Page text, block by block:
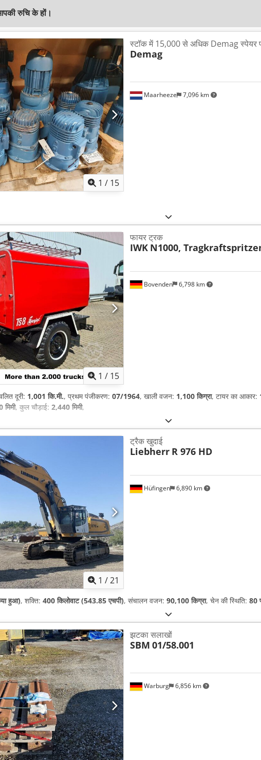
रुचि के हों।
1 / 15
Maarheeze 7,096 km
स्टॉक में 15,000 से अधिक Demag स्पेयर
Demag
1 / 15
Bovenden 6,798 km
फायर ट्रक
IWK N1000,
दूरी: 1,001 कि.मी., प्रथम पंजीकरण: 07/1964, खाली वजन: 1,100 किग्रा, टायर का आकार:
मिमी, कुल चौड़ाई: 2,440 मिमी,
1 /21
Hüfingen 6,890 km
ट्रैक खुदाई
Liebherr R 976 HD
हुआ), शक्ति: 400 किलोवाट (543.85 एचपी), संचालन वजन: 90,100 किग्रा, चेन की स्थिति: 80
Warburg 6,856 km
झटका सलाखों
SBM 01/58.001